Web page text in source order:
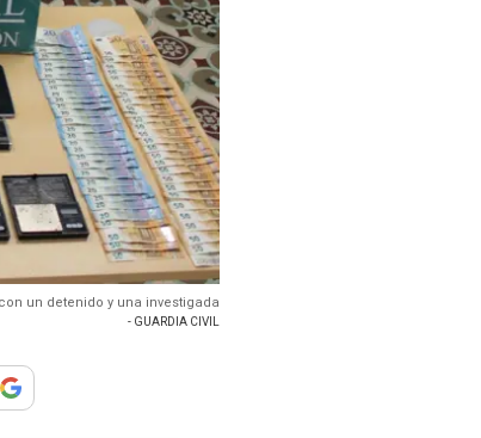
un detenido y una investigada
- GUARDIA CIVIL
compartir